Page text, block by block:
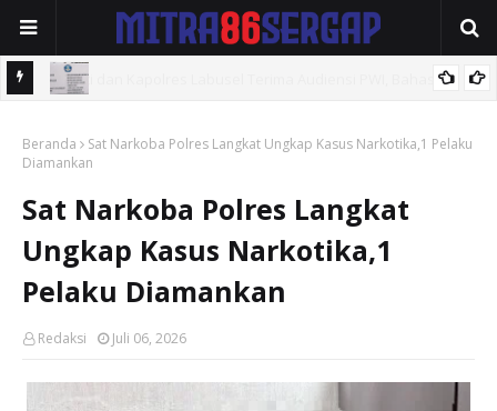
Asal Jadi Diduga Kadis Manipulasi Anggaran .
Beranda
Sat Narkoba Polres Langkat Ungkap Kasus Narkotika,1 Pelaku
Diamankan
Sat Narkoba Polres Langkat
Ungkap Kasus Narkotika,1
Pelaku Diamankan
Redaksi Juli 06, 2026